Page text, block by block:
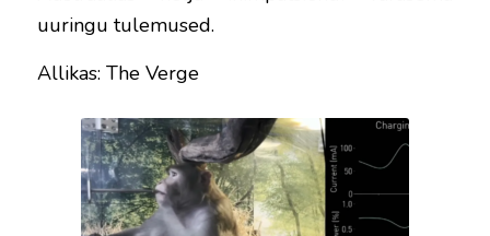
uuringu tulemused.
Allikas: The Verge